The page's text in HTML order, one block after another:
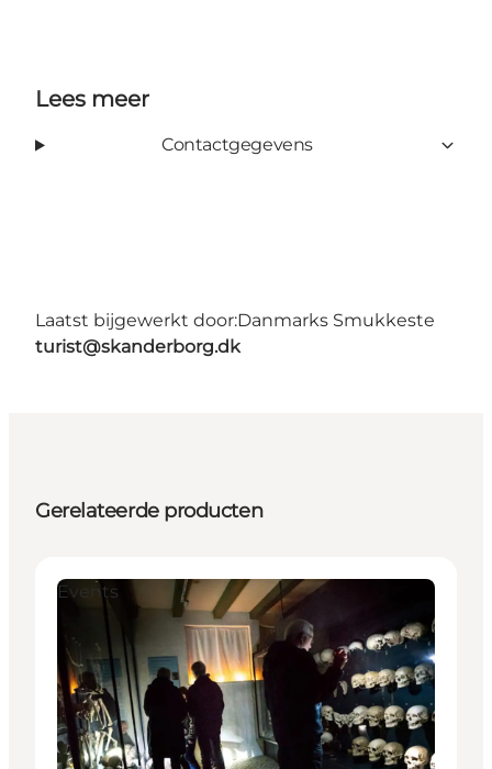
Lees meer
Contactgegevens
Laatst bijgewerkt door:Danmarks Smukkeste
turist@skanderborg.dk
Gerelateerde producten
Events